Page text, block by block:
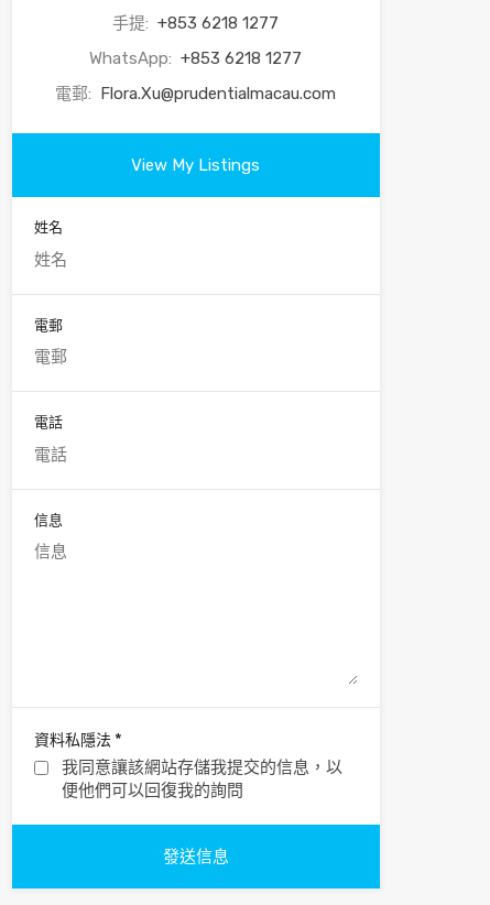
手提: +853 6218 1277
WhatsApp: +853 6218 1277
電郵: Flora.Xu@prudentialmacau.com
View My Listings
姓名
電郵
電話
信息
資料私隱法 *
我同意讓該網站存儲我提交的信息，以
便他們可以回復我的詢問